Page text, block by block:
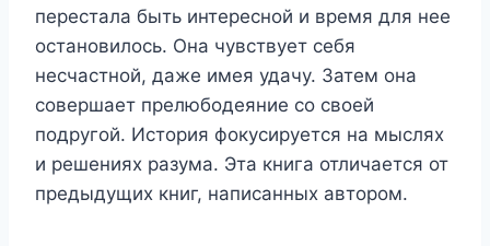
перестала быть интересной и время для нее
остановилось. Она чувствует себя
несчастной, даже имея удачу. Затем она
совершает прелюбодеяние со своей
подругой. История фокусируется на мыслях
и решениях разума. Эта книга отличается от
предыдущих книг, написанных автором.